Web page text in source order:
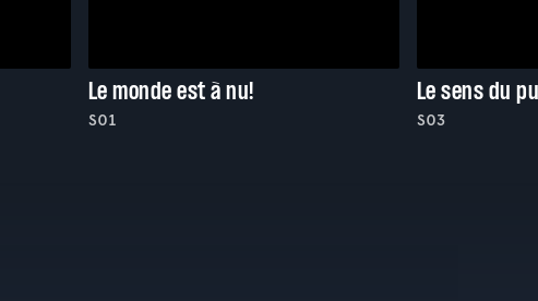
Le monde est à nu!
S01
Le sens du
S03